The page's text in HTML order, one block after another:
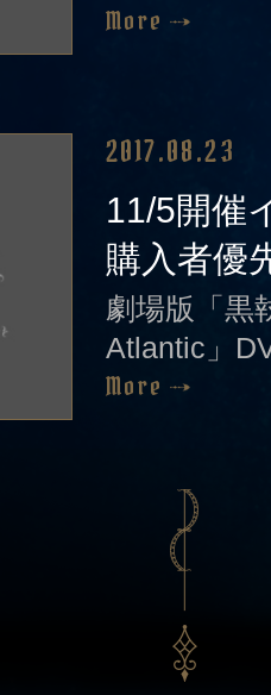
More
2017.08.23
11/5開催
購入者優
劇場版「黒
Atlantic」
More